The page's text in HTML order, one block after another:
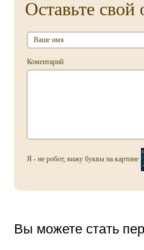
Оставьте свой
Коментарий
Я - не робот, вижу буквы на картине
Вы можете стать